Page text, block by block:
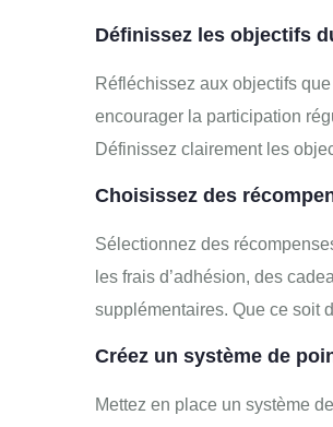
Définissez les objectifs
Réfléchissez aux objectifs
encourager la participation
Définissez clairement les
Choisissez des
Sélectionnez des
les frais d’adhésion, des
supplémentaires. Que ce soit
Créez un système de
Mettez en place un système